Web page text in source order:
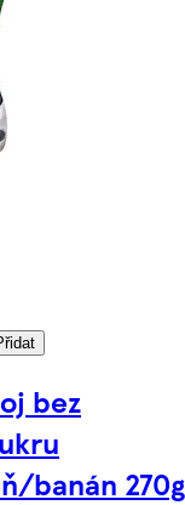
bez
banán 270g